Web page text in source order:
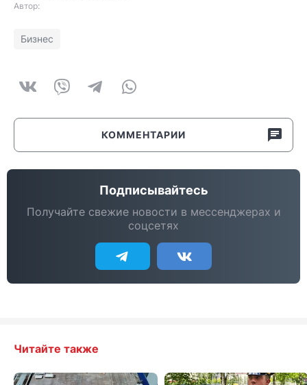
Автор:
Бизнес
КОММЕНТАРИИ
Подписывайтесь
Получайте свежие новости в мессенджерах и
соцсетях
Читайте также